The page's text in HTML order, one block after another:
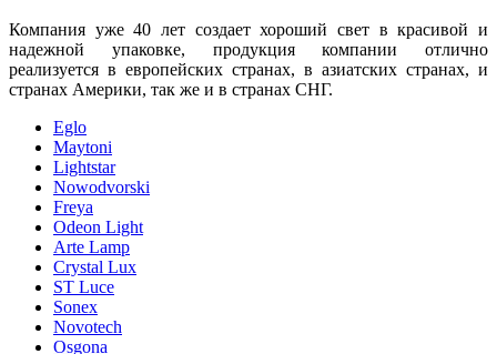
Компания уже 40 лет создает хороший свет в красивой и
надежной упаковке, продукция компании отлично
реализуется в европейских странах, в азиатских странах, и
странах Америки, так же и в странах СНГ.
Eglo
Maytoni
Lightstar
Nowodvorski
Freya
Odeon Light
Arte Lamp
Crystal Lux
ST Luce
Sonex
Novotech
Osgona